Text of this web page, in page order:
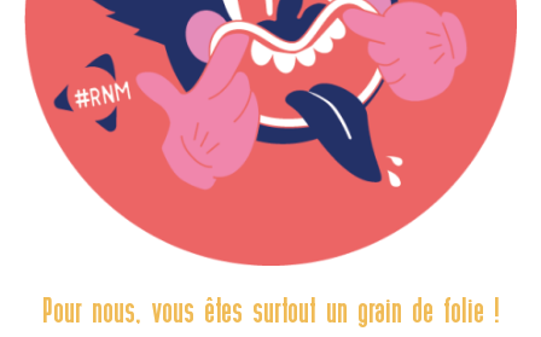
Pour nous, vous êtes surtout un grain de folie !